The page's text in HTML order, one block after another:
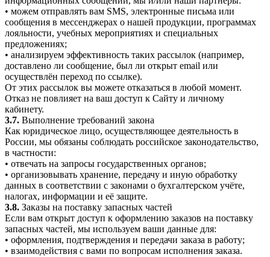
• можем отправлять вам SMS, электронные письма или
сообщения в мессенджерах о нашей продукции, программах
лояльности, учебных мероприятиях и специальных
предложениях;
• анализируем эффективность таких рассылок (например,
доставлено ли сообщение, был ли открыт email или
осуществлён переход по ссылке).
От этих рассылок вы можете отказаться в любой момент.
Отказ не повлияет на ваш доступ к Сайту и личному
кабинету.
3.7. Выполнение требований закона
Как юридическое лицо, осуществляющее деятельность в
России, мы обязаны соблюдать российское законодательство,
в частности:
• отвечать на запросы государственных органов;
• организовывать хранение, передачу и иную обработку
данных в соответствии с законами о бухгалтерском учёте,
налогах, информации и её защите.
3.8. Заказы на поставку запасных частей
Если вам открыт доступ к оформлению заказов на поставку
запасных частей, мы используем ваши данные для:
• оформления, подтверждения и передачи заказа в работу;
• взаимодействия с вами по вопросам исполнения заказа.